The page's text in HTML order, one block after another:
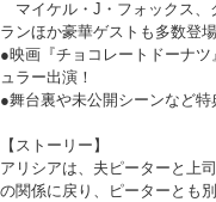
マイケル・J・フォックス、
ランほか豪華ゲストも多数登場
●映画『チョコレートドーナ
ュラー出演！
●舞台裏や未公開シーンなど特
【ストーリー】
アリシアは、夫ピーターと上
の関係に戻り、ピーターとも